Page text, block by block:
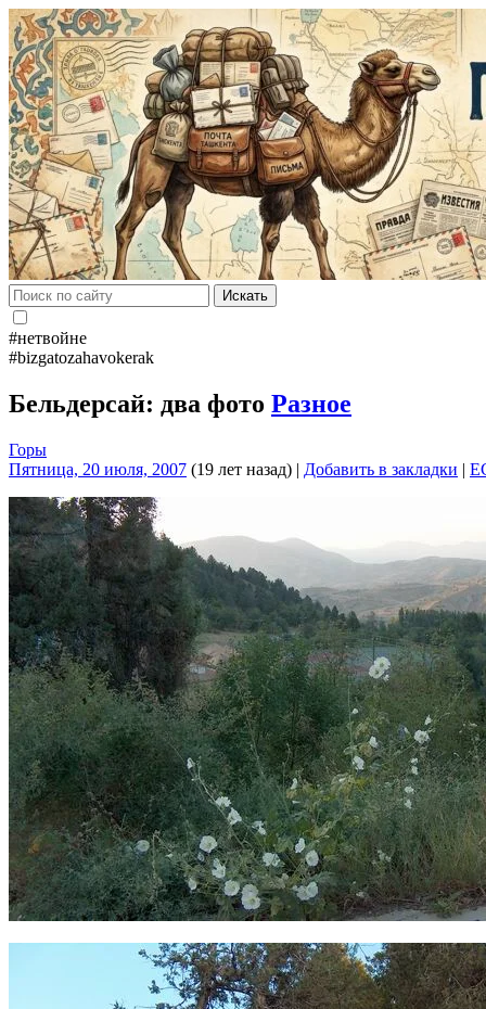
Искать
#нетвойне
#bizgatozahavokerak
Бельдерсай: два фото Разное
Горы
Пятница, 20 июля, 2007 (19 лет назад) | Добавить в закладки |